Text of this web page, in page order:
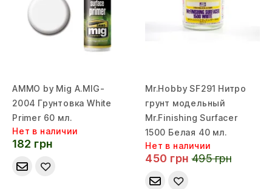
AMMO by Mig A.MIG-
2004 Грунтовка White
Primer 60 мл.
Нет в наличии
182 грн
Mr.Hobby SF291 Нитро
грунт модельный
Mr.Finishing Surfacer
1500 Белая 40 мл.
Нет в наличии
450 грн 495 грн